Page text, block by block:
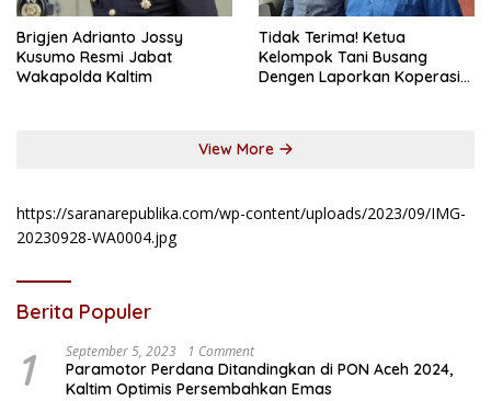
Brigjen Adrianto Jossy
Kusumo Resmi Jabat
Wakapolda Kaltim
Tidak Terima! Ketua
Kelompok Tani Busang
Dengen Laporkan Koperasi
View More
https://saranarepublika.com/wp-content/uploads/2023/09/IMG-
20230928-WA0004.jpg
Berita Populer
1 September 5, 2023 1 Comment
Paramotor Perdana Ditandingkan di PON Aceh 2024,
Kaltim Optimis Persembahkan Emas